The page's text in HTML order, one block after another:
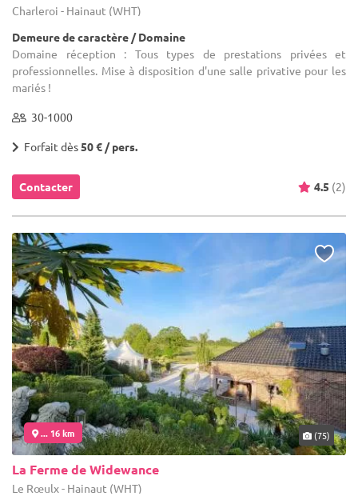
Charleroi - Hainaut (WHT)
Demeure de caractère / Domaine
Domaine réception : Tous types de prestations privées et
professionnelles. Mise à disposition d'une salle privative pour les
mariés !
30-1000
Forfait dès50 € / pers.
Contacter 4.5 (2)
... 16 km (75)
La Ferme de Widewance
Le Rœulx - Hainaut (WHT)